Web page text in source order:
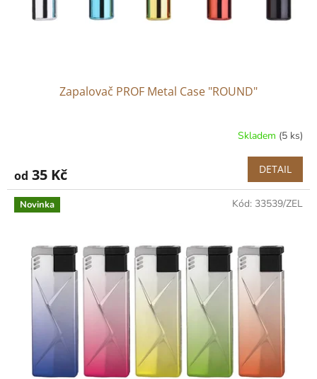
Zapalovač PROF Metal Case "ROUND"
Skladem (5 ks)
od 35 Kč DETAIL
Novinka Kód: 33539/ZEL